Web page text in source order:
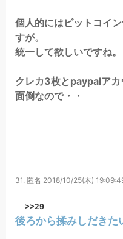
個人的にはビットコイ
すが。
統一して欲しいですね。
クレカ3枚とpaypalア
面倒なので・・
31. 匿名 2018/10/25(木)
>>29
後ろから揉みしだきた